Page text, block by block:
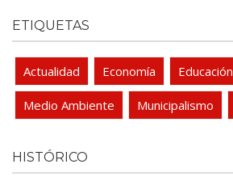
ETIQUETAS
Actualidad Economía Educación
Medio Ambiente Municipalismo
HISTÓRICO